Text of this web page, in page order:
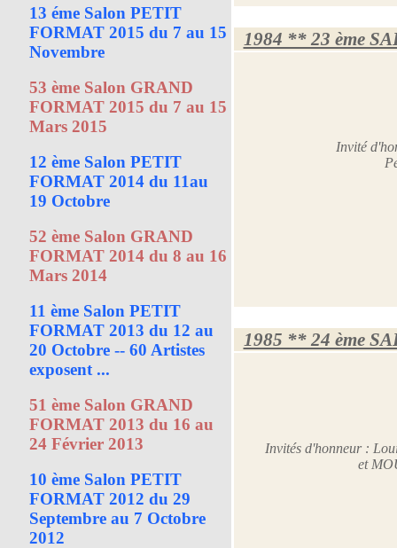
13 éme Salon PETIT
FORMAT 2015 du 7 au 15
Novembre
53 ème Salon GRAND
FORMAT 2015 du 7 au 15
Mars 2015
12 ème Salon PETIT
FORMAT 2014 du 11au
19 Octobre
52 ème Salon GRAND
FORMAT 2014 du 8 au 16
Mars 2014
11 ème Salon PETIT
FORMAT 2013 du 12 au
20 Octobre -- 60 Artistes
exposent ...
51 ème Salon GRAND
FORMAT 2013 du 16 au
24 Février 2013
10 ème Salon PETIT
FORMAT 2012 du 29
Septembre au 7 Octobre
2012
1984 ** 23 ème
Invité
1985 ** 24 ème
Invités d'honneur :
et